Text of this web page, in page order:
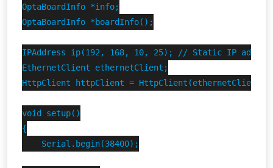
OptaBoardInfo *info;
OptaBoardInfo *boardInfo();
IPAddress ip(192, 168, 10, 25); // Static IP
EthernetClient ethernetClient;
HttpClient httpClient = HttpClient(ethernetClient,
void setup()
{
    Serial.begin(38400);